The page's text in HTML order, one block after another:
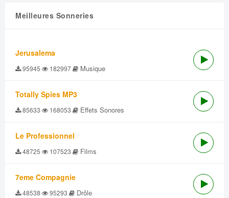
Meilleures Sonneries
Jerusalema
95945 182997 Musique
Totally Spies MP3
85633 168053 Effets Sonores
Le Professionnel
48725 107523 Films
7eme Compagnie
48538 95293 Drôle